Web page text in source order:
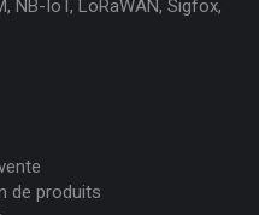
NB-IoT, LoRaWAN, Sigfox,
de produits